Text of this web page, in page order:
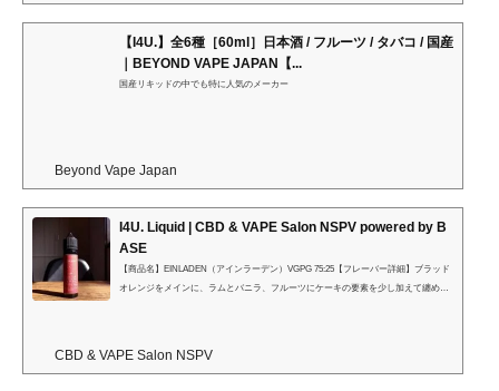
【I4U.】全6種［60ml］日本酒 / フルーツ / タバコ / 国産
｜BEYOND VAPE JAPAN【...
国産リキッドの中でも特に人気のメーカー
Beyond Vape Japan
I4U. Liquid | CBD & VAPE Salon NSPV powered by B
ASE
【商品名】EINLADEN（アインラーデン）VGPG 75:25【フレーバー詳細】ブラッド
オレンジをメインに、ラムとバニラ、フルーツにケーキの要素を少し加えて纏めま
CBD & VAPE Salon NSPV